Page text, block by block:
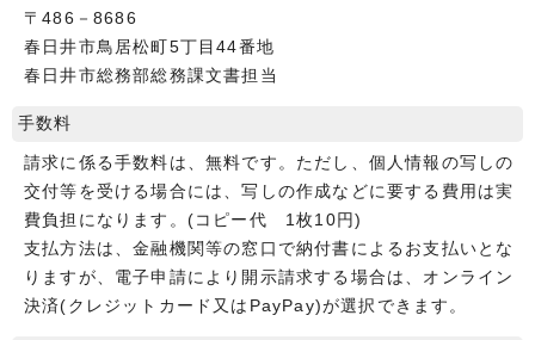
〒486－8686
春日井市鳥居松町5丁目44番地
春日井市総務部総務課文書担当
手数料
請求に係る手数料は、無料です。ただし、個人情報の写しの
交付等を受ける場合には、写しの作成などに要する費用は実
費負担になります。(コピー代 1枚10円)
支払方法は、金融機関等の窓口で納付書によるお支払いとな
りますが、電子申請により開示請求する場合は、オンライン
決済(クレジットカード又はPayPay)が選択できます。